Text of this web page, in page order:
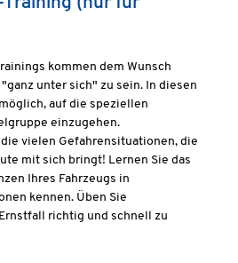
kommen dem Wunsch
unter sich" zu sein. In diesen
auf die speziellen
einzugehen.
vielen Gefahrensituationen, die
mit sich bringt! Lernen Sie das
Ihres Fahrzeugs in
kennen. Üben Sie
richtig und schnell zu